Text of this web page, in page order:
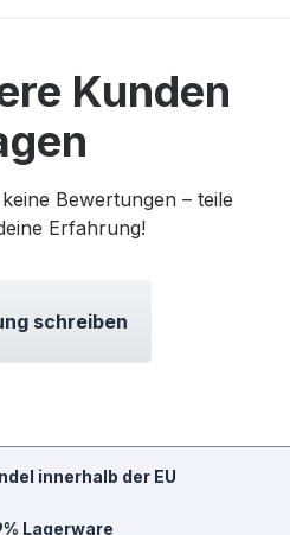
Kunden
Bewertungen – teile
Erfahrung!
schreiben
innerhalb der EU
Lagerware